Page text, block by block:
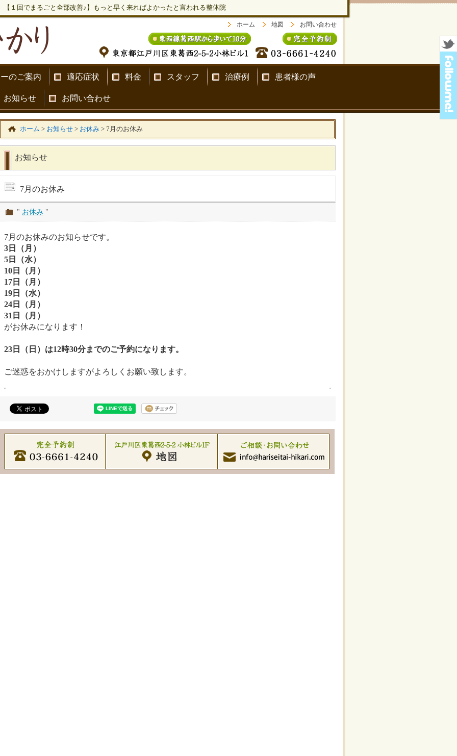
【１回でまるごと全部改善♪】もっと早く来ればよかったと言われる整体院
ホーム 地図 お問い合わせ
のご案内 適応症状 料金 スタッフ 治療例 患者様の声
お知らせ お問い合わせ
ホーム > お知らせ > お休み > 7月のお休み
お知らせ
7月のお休み
" お休み "
7月のお休みのお知らせです。
3日（月）
5日（水）
10日（月）
17日（月）
19日（水）
24日（月）
31日（月）
がお休みになります！
23日（日）は12時30分までのご予約になります。
ご迷惑をおかけしますがよろしくお願い致します。